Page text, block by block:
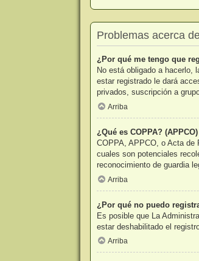
Problemas acerca
¿Por qué me tengo que
No está obligado a hacerlo,
estar registrado le dará
privados, suscripción a
Arriba
¿Qué es COPPA? (APPCO)
COPPA, APPCO, o Acta
cuales son potenciales
reconocimiento de guardia
Arriba
¿Por qué no puedo
Es posible que La
estar deshabilitado el
Arriba